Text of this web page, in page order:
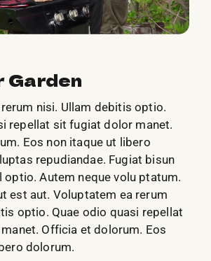
Garden
nisi. Ullam debitis optio.
repellat sit fugiat dolor manet.
Eos non itaque ut libero
repudiandae. Fugiat bisun
optio. Autem neque volu ptatum.
est aut. Voluptatem ea rerum
optio. Quae odio quasi repellat
Officia et dolorum. Eos
dolorum.